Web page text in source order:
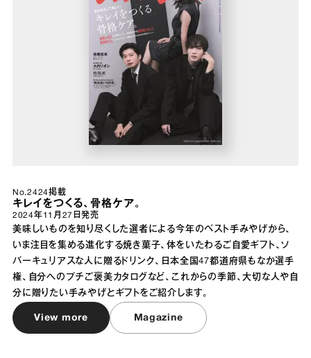
No.2424掲載
キレイをつくる、骨格ケア。
2024年11月27日 発売
美味しいものを知り尽くした選者による今年のベスト手みやげから、
いま注目を集める進化する焼き菓子、体をいたわるご自愛ギフト、ソ
バーキュリアスな人に贈るドリンク、日本全国47都道府県もなか選手
権、自分へのプチご褒美カタログなど、これからの季節、大切な人や自
分に贈りたい手みやげとギフトをご紹介します。
View more Magazine